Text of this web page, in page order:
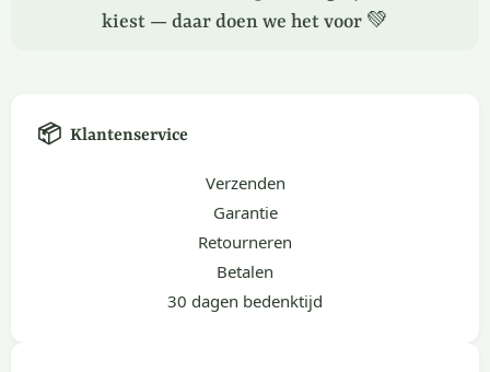
kiest — daar doen we het voor 💚
📦 Klantenservice
Verzenden
Garantie
Retourneren
Betalen
30 dagen bedenktijd